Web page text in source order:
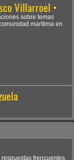
Villarroel •
sobre temas
marítima en
frencuentes